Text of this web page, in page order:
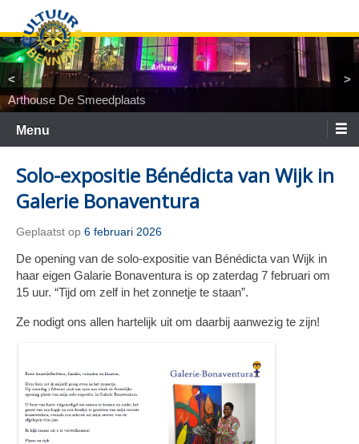
de
inhoud
Arthouse De Smeedplaats
Locatietheater ArtEZ
TiNaNiNaNi
Woest&Bijster
Tineke Roseboom en Peter Bouter
Spelgroep Bennekom. En toen waren er nul
< >
Menu
Solo-expositie Bénédicta van Wijk in
Galerie Bonaventura
Geplaatst op 6 februari 2026
De opening van de solo-expositie van Bénédicta van Wijk in
haar eigen Galarie Bonaventura is op zaterdag 7 februari om
15 uur. “Tijd om zelf in het zonnetje te staan”.
Ze nodigt ons allen hartelijk uit om daarbij aanwezig te zijn!